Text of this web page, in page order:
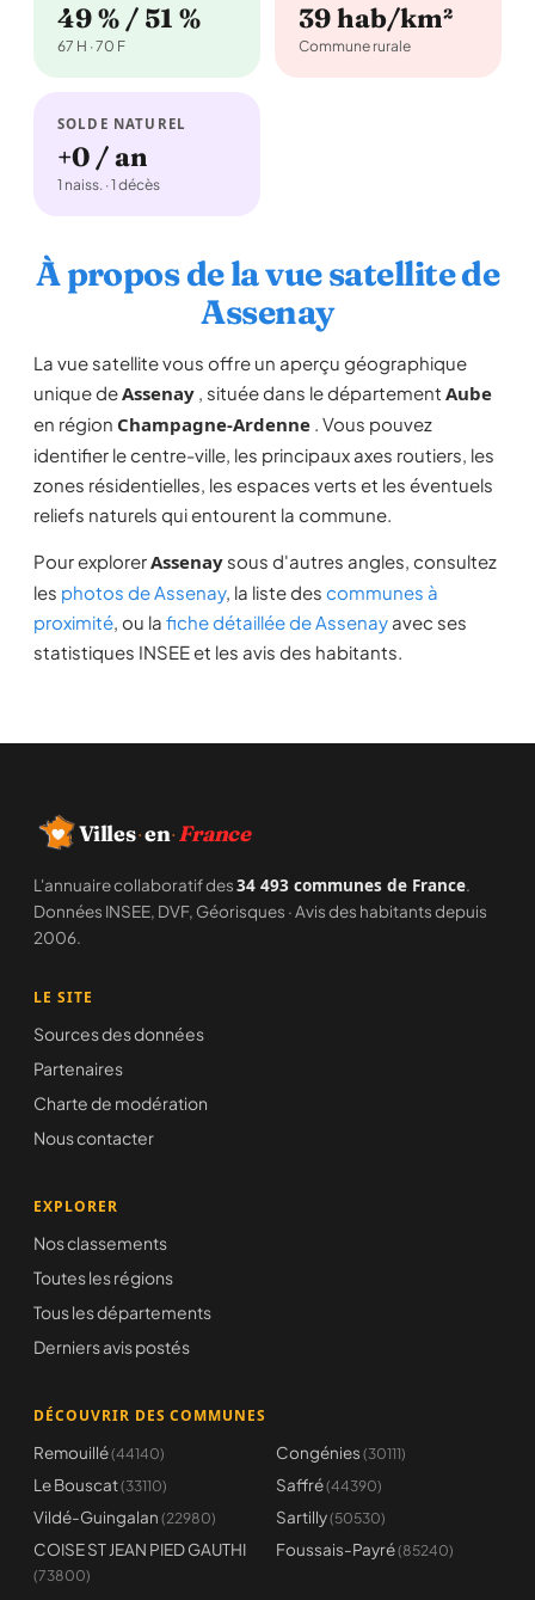
49 % / 51 %
67 H · 70 F
39 hab/km²
Commune rurale
SOLDE NATUREL
+0 / an
1 naiss. · 1 décès
À propos de la vue satellite de
Assenay
La vue satellite vous offre un aperçu géographique
unique deAssenay , située dans le département Aube
en région Champagne-Ardenne . Vous pouvez
identifier le centre-ville, les principaux axes routiers, les
zones résidentielles, les espaces verts et les éventuels
reliefs naturels qui entourent la commune.
Pour explorerAssenay sous d'autres angles, consultez
les photos de Assenay, la liste des communes à
proximité, ou la fiche détaillée de Assenay avec ses
statistiques INSEE et les avis des habitants.
Villes·en· France
L'annuaire collaboratif des34 493 communes de France.
Données INSEE, DVF, Géorisques · Avis des habitants depuis
2006.
LE SITE
Sources des données
Partenaires
Charte de modération
Nous contacter
EXPLORER
Nos classements
Toutes les régions
Tous les départements
Derniers avis postés
DÉCOUVRIR DES COMMUNES
Remouillé(44140) Congénies (30111)
Le Bouscat(33110) Saffré(44390)
Vildé-Guingalan (22980) Sartilly(50530)
COISE ST JEAN PIED GAUTHI
(73800)
Foussais-Payré(85240)